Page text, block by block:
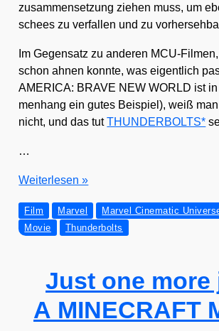
zu­sam­men­set­zung zie­hen muss, um
schees zu ver­fal­len und zu
Im Gegen­satz zu ande­ren MCU-
schon ahnen konn­te, was eigent­lich
AMERICA: BRAVE NEW WORLD ist
men­hang ein gutes Bei­spiel), weiß
nicht, und das tutTHUNDERBOLTS*
…
THUNDERBOLTS*
Wei­ter­le­sen »
Film Marvel Marvel Cinematic
Movie
Thunderbolts
Just one more
A MINECRAFT